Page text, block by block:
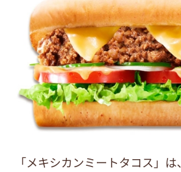
「メキシカンミートタコス」